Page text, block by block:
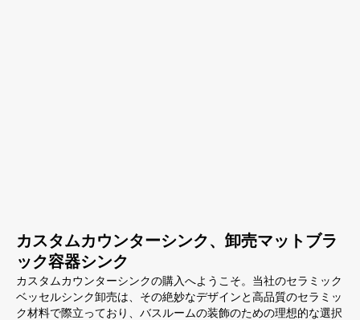
カスタムカウンターシンク、卸売マットブラ
ック容器シンク
カスタムカウンターシンクの購入へようこそ。当社のセラミック
ベッセルシンク卸売は、その絶妙なデザインと高品質のセラミッ
ク材料で際立っており、バスルームの装飾のための理想的な選択